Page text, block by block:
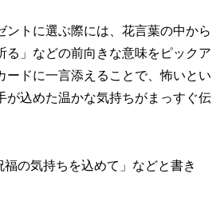
ントに選ぶ際には、花言葉の中から
る」などの前向きな意味をピックア
ードに一言添えることで、怖いとい
が込めた温かな気持ちがまっすぐ伝
福の気持ちを込めて」などと書き